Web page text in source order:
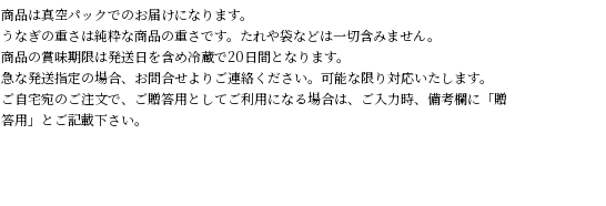
商品は真空パックでのお届けになります。
うなぎの重さは純粋な商品の重さです。たれや袋などは一切含みません。
商品の賞味期限は発送日を含め冷蔵で20日間となります。
急な発送指定の場合、お問合せよりご連絡ください。可能な限り対応いたします。
ご自宅宛のご注文で、ご贈答用としてご利用になる場合は、ご入力時、備考欄に「贈
答用」とご記載下さい。